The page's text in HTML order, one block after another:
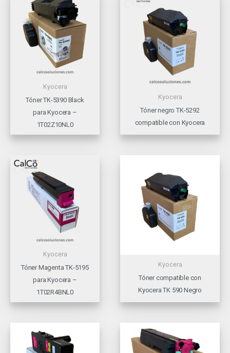
Kyocera
Tóner TK-5390 Black
para Kyocera –
1T02Z10NL0
Kyocera
Tóner negro TK-5292
compatible con Kyocera
Kyocera
Tóner Magenta TK-5195
para Kyocera –
1T02R4BNL0
Kyocera
Tóner compatible con
Kyocera TK 590 Negro